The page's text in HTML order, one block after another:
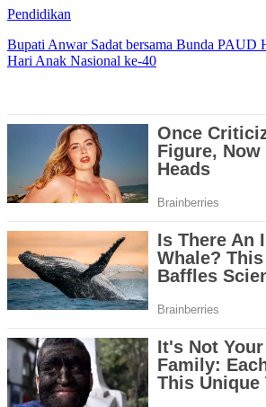
Pendidikan
Bupati Anwar Sadat bersama Bunda PAUD
Hari Anak Nasional ke-40